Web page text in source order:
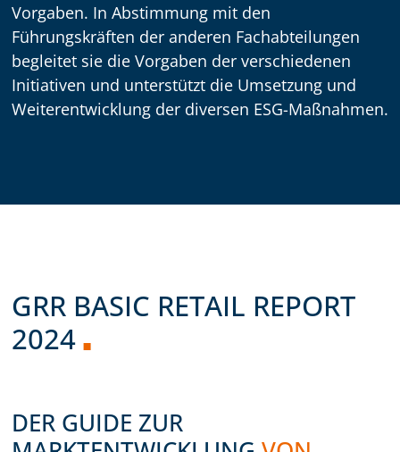
Vorgaben. In Abstimmung mit den
Führungskräften der anderen Fachabteilungen
begleitet sie die Vorgaben der verschiedenen
Initiativen und unterstützt die Umsetzung und
Weiterentwicklung der diversen ESG-Maßnahmen.
GRR BASIC RETAIL REPORT
2024
DER GUIDE ZUR